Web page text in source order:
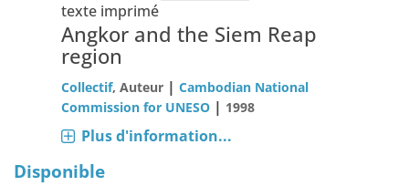
texte imprimé
Angkor and the Siem Reap
region
Collectif, Auteur |Cambodian National
Commission for UNESO | 1998
Plus d'information...
Disponible